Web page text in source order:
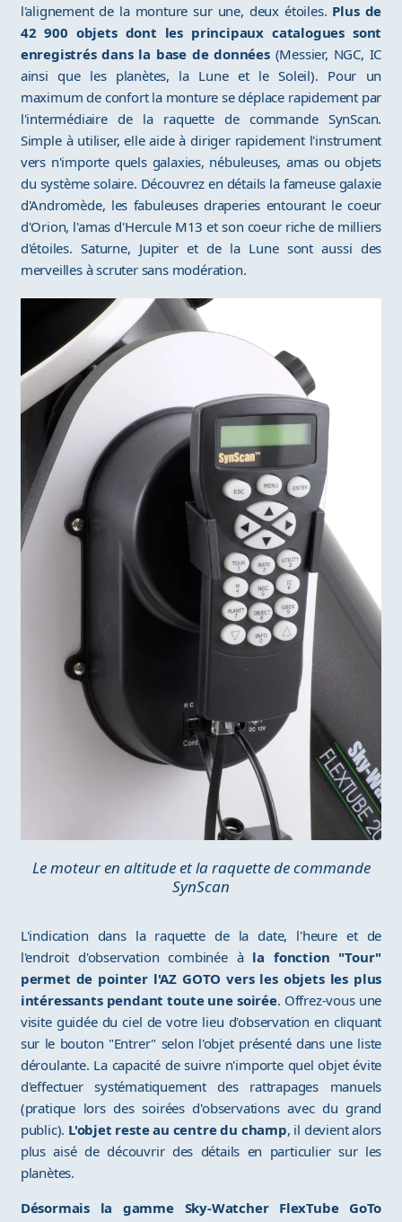
l'alignement de la monture sur une, deux étoiles. Plus de
42 900 objets dont les principaux catalogues sont
enregistrés dans la base de données(Messier, NGC, IC
ainsi que les planètes, la Lune et le Soleil). Pour un
maximum de confort la monture se déplace rapidement par
l'intermédiaire de la raquette de commande SynScan.
Simple à utiliser, elle aide à diriger rapidement l'instrument
vers n'importe quels galaxies, nébuleuses, amas ou objets
du système solaire. Découvrez en détails la fameuse galaxie
d'Andromède, les fabuleuses draperies entourant le coeur
d'Orion, l'amas d'Hercule M13 et son coeur riche de milliers
d'étoiles. Saturne, Jupiter et de la Lune sont aussi des
merveilles à scruter sans modération.
Le moteur en altitude et la raquette de commande
SynScan
L'indication dans la raquette de la date, l'heure et de
l'endroit d'observation combinée à la fonction "Tour"
permet de pointer l'AZ GOTO vers les objets les plus
intéressants pendant toute une soirée. Offrez-vous une
visite guidée du ciel de votre lieu d'observation en cliquant
sur le bouton "Entrer" selon l'objet présenté dans une liste
déroulante. La capacité de suivre n'importe quel objet évite
d'effectuer systématiquement des rattrapages manuels
(pratique lors des soirées d'observations avec du grand
public). L'objet reste au centre du champ, il devient alors
plus aisé de découvrir des détails en particulier sur les
planètes.
Désormais la gamme Sky-Watcher FlexTube GoTo